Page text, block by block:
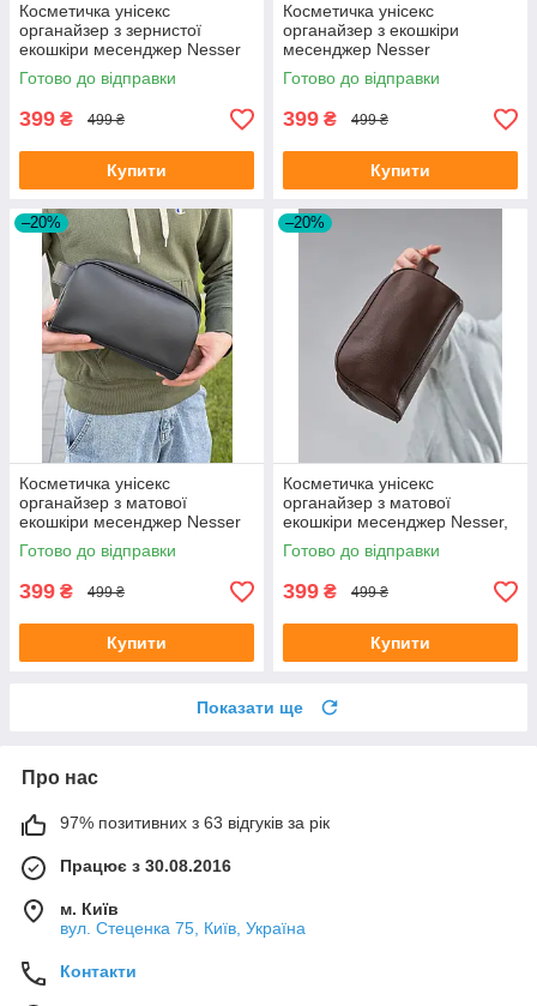
Косметичка унісекс
органайзер з зернистої
екошкіри месенджер Nesser
Готово до відправки
399 ₴ 499 ₴
Купити
Косметичка унісекс
органайзер з екошкіри
месенджер Nesser
Готово до відправки
399 ₴ 499 ₴
Купити
–20%
Косметичка унісекс
органайзер з матової
екошкіри месенджер Nesser
Готово до відправки
399 ₴ 499 ₴
Купити
–20%
Косметичка унісекс
органайзер з матової
екошкіри месенджер Nesser,
коричневий колір
Готово до відправки
399 ₴ 499 ₴
Купити
Показати ще
Про нас
97% позитивних з 63 відгуків за рік
Працює з 30.08.2016
м. Київ
вул. Стеценка 75, Київ, Україна
Контакти